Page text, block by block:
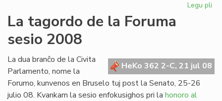
Legu pli
La tagordo de la Foruma
sesio 2008
HeKo 362 2-C, 21 jul 08
La dua branĉo de la Civita
Parlamento, nome la
Forumo, kunvenos en Bruselo tuj post la Senato, 25-26
julio 08. Kvankam la sesio enfokusighos pri la honoro al